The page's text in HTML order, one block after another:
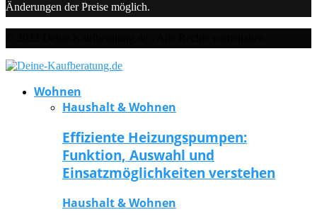
Änderungen der Preise möglich.
Wohnen
Haushalt & Wohnen
Effiziente Heizungspumpen:
Funktion, Auswahl und
Einsatzmöglichkeiten verstehen
Haushalt & Wohnen